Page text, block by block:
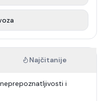
Najčitanije
i